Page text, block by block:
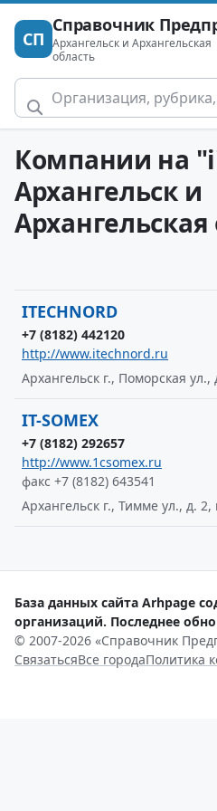
СП
Справочник
Архангельск и Архангельская
область
Компании на
Архангельск и
Архангельская
ITECHNORD
+7 (8182) 442120
http://www.itechnord.ru
Архангельск г., Поморская
IT-SOMEX
+7 (8182) 292657
http://www.1csomex.ru
факс +7 (8182) 643541
Архангельск г., Тимме ул., д.
База данных сайта Arhpage
организаций. Последнее
© 2007-2026 «Справочник
СвязатьсяВсе городаПолитика